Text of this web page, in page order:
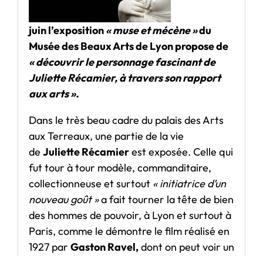
juin l’exposition« muse et mécène »du
Musée des Beaux Arts de Lyon propose de
« découvrir le personnage fascinant de
Juliette Récamier, à travers son rapport
aux arts ».
Dans le très beau cadre du palais des Arts
aux Terreaux, une partie de la vie
de Juliette Récamierest exposée. Celle qui
fut tour à tour modèle, commanditaire,
collectionneuse et surtout « initiatrice d’un
nouveau goût »a fait tourner la tête de bien
des hommes de pouvoir, à Lyon et surtout à
Paris, comme le démontre le film réalisé en
1927 par Gaston Ravel,dont on peut voir un